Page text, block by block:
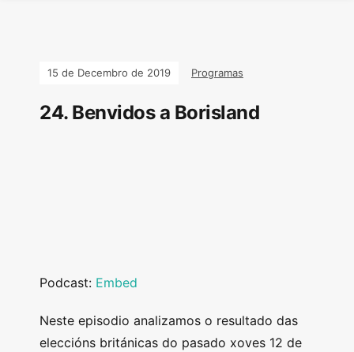
15 de Decembro de 2019 Programas
24. Benvidos a Borisland
Podcast: Embed
Neste episodio analizamos o resultado das
eleccións británicas do pasado xoves 12 de